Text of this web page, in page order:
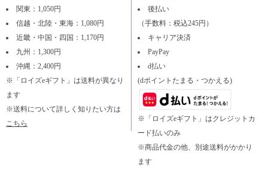
関東：1,050円
信越・北陸・東海：1,080円
近畿・中国・四国：1,170円
九州：1,300円
沖縄：2,400円
※「ロイズeギフト」は送料が異なり
ます
※送料について詳しく知りたい方は
こちら
後払い
（手数料：税込245円）
キャリア決済
PayPay
d払い
(dポイントたまる・つかえる)
※「ロイズeギフト」はクレジットカ
ード払いのみ
※商品代金の他、別途送料がかかり
ます